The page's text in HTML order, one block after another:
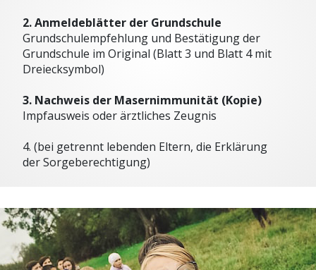
2. Anmeldeblätter der Grundschule
Grundschulempfehlung und Bestätigung der
Grundschule im Original (Blatt 3 und Blatt 4 mit
Dreiecksymbol)
3. Nachweis der Masernimmunität (Kopie)
Impfausweis oder ärztliches Zeugnis
4. (bei getrennt lebenden Eltern, die Erklärung
der Sorgeberechtigung)